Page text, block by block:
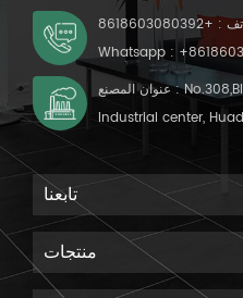
:
+8618603080392
Whatsapp :
عنوان المصنع : No.308,Block 9th,Greenland Airport
Industrial center,
تابعنا
منتجات